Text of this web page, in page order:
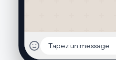
Tapez un message